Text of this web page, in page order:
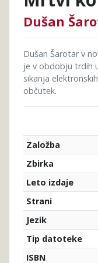
Dušan
Dušan Šarotar v
je v obdobju trdih
sikanja
občutek.
Založba
Zbirka
Leto izdaje
Strani
Jezik
Tip datoteke
ISBN